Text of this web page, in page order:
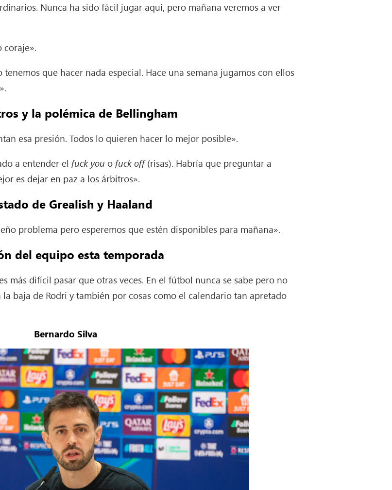
Nunca ha sido fácil jugar aquí, pero mañana veremos a ver
coraje».
que hacer nada especial. Hace una semana jugamos con ellos
y la polémica de Bellingham
esa presión. Todos lo quieren hacer lo mejor posible».
a entender el fuck you o fuck off(risas). Habría que preguntar a
es dejar en paz a los árbitros».
de Grealish y Haaland
problema pero esperemos que estén disponibles para mañana».
del equipo esta temporada
más difícil pasar que otras veces. En el fútbol nunca se sabe pero no
baja de Rodri y también por cosas como el calendario tan apretado
Bernardo Silva